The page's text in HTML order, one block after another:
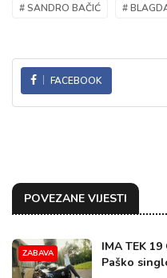
# SANDRO BAČIĆ
#
FACEBOOK
POVEZANE VIJESTI
ZABAVA
IMA TEK 19
Paško